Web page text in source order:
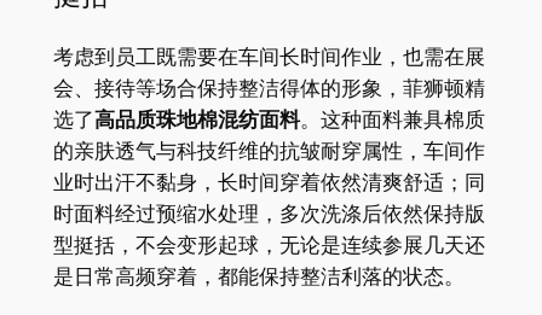
考虑到员工既需要在车间长时间作业，也需在展
会、接待等场合保持整洁得体的形象，菲狮顿精
选了高品质珠地棉混纺面料。这种面料兼具棉质
的亲肤透气与科技纤维的抗皱耐穿属性，车间作
业时出汗不黏身，长时间穿着依然清爽舒适；同
时面料经过预缩水处理，多次洗涤后依然保持版
型挺括，不会变形起球，无论是连续参展几天还
是日常高频穿着，都能保持整洁利落的状态。